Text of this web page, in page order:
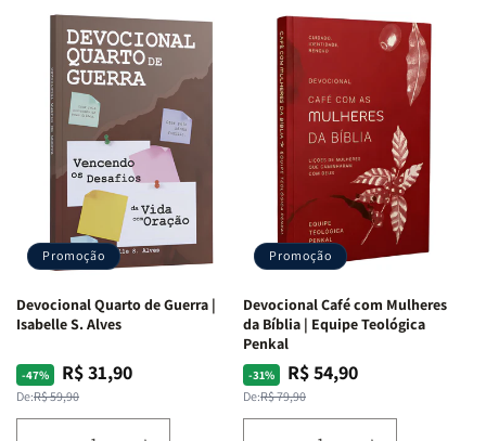
Promoção
Devocional Quarto de Guerra |
Isabelle S. Alves
-47%
Preço
normal
De:R$ 59,90
Preço
promocional
R$ 31,90
Promoção
Devocional Café com Mulheres
da Bíblia | Equipe Teológica
Penkal
-31%
Preço
normal
De:R$ 79,90
Preço
promocional
R$ 54,90